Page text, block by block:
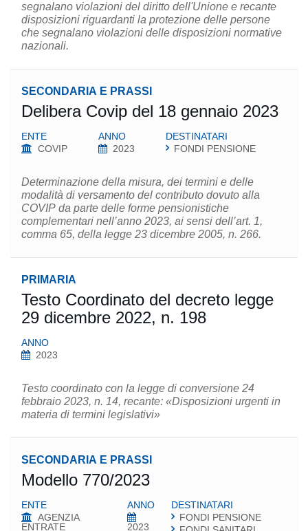
segnalano violazioni del diritto dell'Unione e recante
disposizioni riguardanti la protezione delle persone
che segnalano violazioni delle disposizioni normative
nazionali.
SECONDARIA E PRASSI
Delibera Covip del 18 gennaio 2023
ENTE
COVIP
ANNO
2023
DESTINATARI
FONDI PENSIONE
Determinazione della misura, dei termini e delle
modalità di versamento del contributo dovuto alla
COVIP da parte delle forme pensionistiche
complementari nell’anno 2023, ai sensi dell’art. 1,
comma 65, della legge 23 dicembre 2005, n. 266.
PRIMARIA
Testo Coordinato del decreto legge
29 dicembre 2022, n. 198
ANNO
2023
Testo coordinato con la legge di conversione 24
febbraio 2023, n. 14, recante: «Disposizioni urgenti in
materia di termini legislativi»
SECONDARIA E PRASSI
Modello 770/2023
ENTE
AGENZIA
ENTRATE
ANNO
2023
DESTINATARI
FONDI PENSIONE